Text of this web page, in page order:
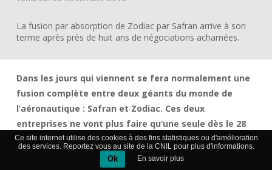
La fusion par absorption de Zodiac par Safran arrive à son
terme après près de huit ans de négociations acharnées.
Dans les jours qui viennent se fera normalement une
fusion complète entre deux géants du monde de
l’aéronautique : Safran et Zodiac. Ces deux
entreprises ne vont plus faire qu’une seule dès le 28
novembre quand le processus aura été validé par le
conseil d’administration de Safran.
Ce site internet utilise des cookies à des fins statistiques ou d'amélioration
des services. Reportez vous au site de la CNIL pour plus d'informations.
Ok En savoir plus